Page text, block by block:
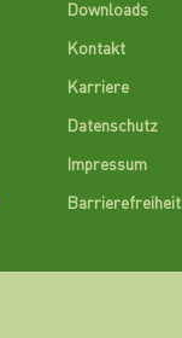
Downloads
Kontakt
Karriere
Datenschutz
Impressum
Barrierefreiheit